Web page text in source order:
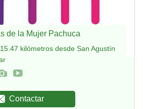
de la Mujer Pachuca
kilómetros desde San Agustín
Contactar